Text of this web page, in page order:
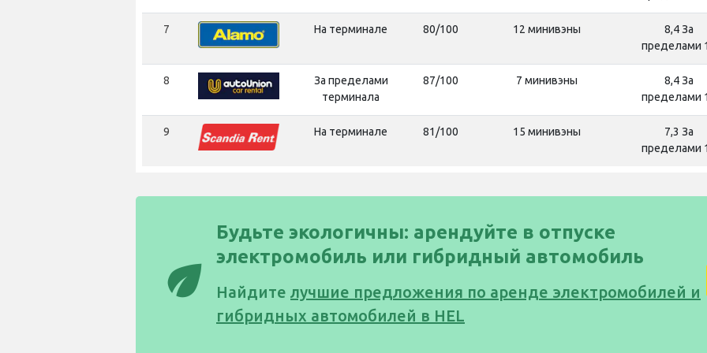
7 На терминале 80/100 12 минивэны
8,4 За
пределами
8
За пределами
терминала
87/100 7 минивэны
8,4 За
пределами
9 На терминале 81/100 15 минивэны
7,3 За
пределами
eco
Будьте экологичны: арендуйте в отпуске
электромобиль или гибридный автомобиль
Найдите лучшие предложения по аренде электромобилей и
гибридных автомобилей в HEL